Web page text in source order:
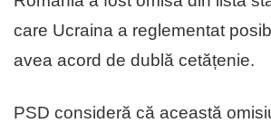
care Ucraina a reglementat
avea acord de dublă cetățenie.
PSD consideră că această